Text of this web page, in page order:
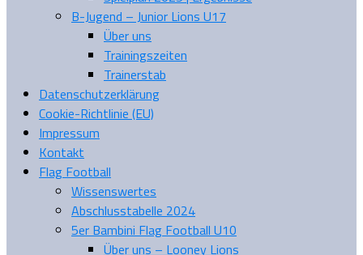
B-Jugend – Junior Lions U17
Über uns
Trainingszeiten
Trainerstab
Datenschutzerklärung
Cookie-Richtlinie (EU)
Impressum
Kontakt
Flag Football
Wissenswertes
Abschlusstabelle 2024
5er Bambini Flag Football U10
Über uns – Looney Lions